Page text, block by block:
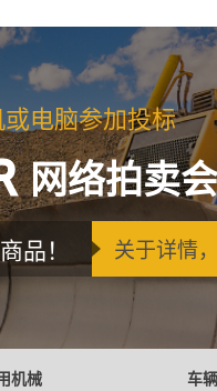
电脑参加投标
网络拍卖会
品！ 关于详情
机械 车辆